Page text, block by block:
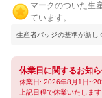
マークのついた生
ています。
生産者バッジの基準が新し
休業日に関するお知
休業日: 2026年8月1日
上記日程で休業いたしま